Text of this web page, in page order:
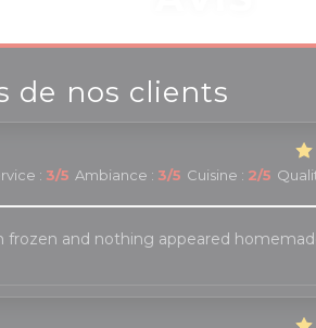
de nos clients
: 3/5 Ambiance : 3/5 Cuisine : 2/5
and nothing appeared